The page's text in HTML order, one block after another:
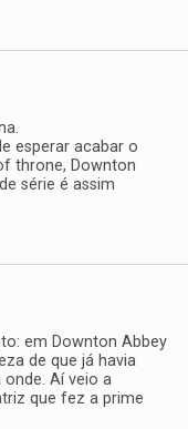
esperar acabar o
throne, Downton
série é assim
em Downton Abbey
de que já havia
Aí veio a
que fez a prime